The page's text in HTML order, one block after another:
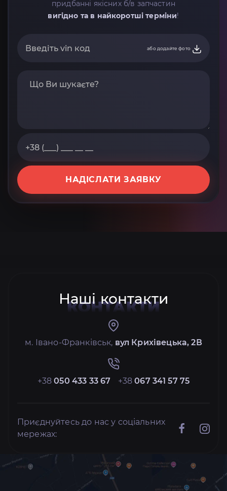
придбанні якісних б/в запчастин
вигідно та в найкоротші терміни!
або додайте фото
НАДІСЛАТИ ЗАЯВКУ
Наші контакти
КОНТАКТИ
м. Івано-Франківськ, вул Крихівецька, 2В
+38050 433 33 67 +38067 341 57 75
Приєднуйтесь до нас у соціальних
мережах: